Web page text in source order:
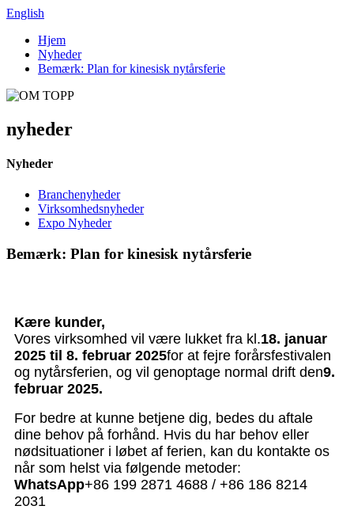
English
Hjem
Nyheder
Bemærk: Plan for kinesisk nytårsferie
nyheder
Nyheder
Branchenyheder
Virksomhedsnyheder
Expo Nyheder
Bemærk: Plan for kinesisk nytårsferie
Kære kunder,
Vores virksomhed vil være lukket fra kl.18. januar
2025 til 8. februar 2025for at fejre forårsfestivalen
og nytårsferien, og vil genoptage normal drift den9.
februar 2025.
For bedre at kunne betjene dig, bedes du aftale
dine behov på forhånd. Hvis du har behov eller
nødsituationer i løbet af ferien, kan du kontakte os
når som helst via følgende metoder:
WhatsApp+86 199 2871 4688 / +86 186 8214
2031